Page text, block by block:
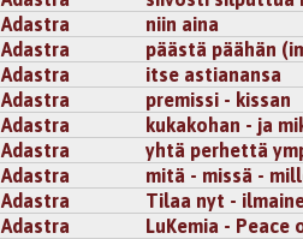
Adastra
niin aina
Adastra
päästä päähän
Adastra
itse astianansa
Adastra
premissi - kissan
Adastra
kukakohan - ja
Adastra
yhtä perhettä
Adastra
mitä - missä -
Adastra
Tilaa nyt -
Adastra
LuKemia - Peace